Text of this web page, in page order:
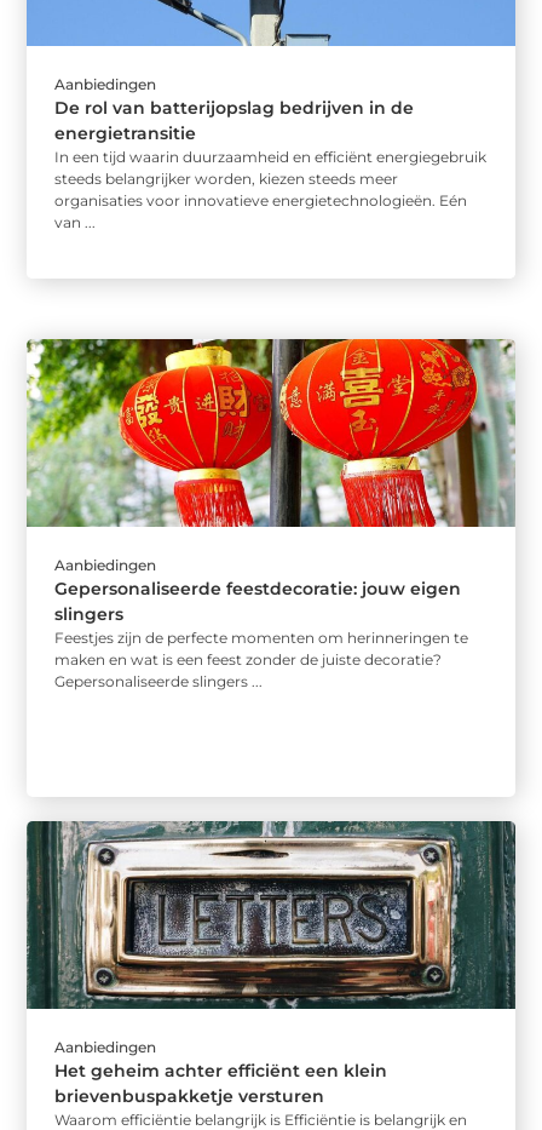
Aanbiedingen
De rol van batterijopslag bedrijven in de
energietransitie
In een tijd waarin duurzaamheid en efficiënt energiegebruik
steeds belangrijker worden, kiezen steeds meer
organisaties voor innovatieve energietechnologieën. Eén
van ...
Aanbiedingen
Gepersonaliseerde feestdecoratie: jouw eigen
slingers
Feestjes zijn de perfecte momenten om herinneringen te
maken en wat is een feest zonder de juiste decoratie?
Gepersonaliseerde slingers ...
Aanbiedingen
Het geheim achter efficiënt een klein
brievenbuspakketje versturen
Waarom efficiëntie belangrijk is Efficiëntie is belangrijk en